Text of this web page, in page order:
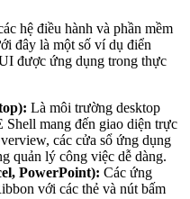
hệ điều hành và phần mềm
đây là một số ví dụ điển
được ứng dụng trong thực
Là môi trường desktop
mang đến giao diện trực
các cửa sổ ứng dụng
quản lý công việc dễ dàng.
PowerPoint): Các ứng
với các thẻ và nút bấm